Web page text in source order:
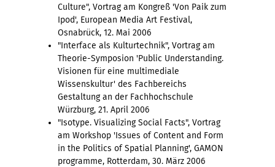
Culture", Vortrag am Kongreß 'Von Paik zum
Ipod', European Media Art Festival,
Osnabrück, 12. Mai 2006
"Interface als Kulturtechnik", Vortrag am
Theorie-Symposion 'Public Understanding.
Visionen für eine multimediale
Wissenskultur' des Fachbereichs
Gestaltung an der Fachhochschule
Würzburg, 21. April 2006
"Isotype. Visualizing Social Facts", Vortrag
am Workshop 'Issues of Content and Form
in the Politics of Spatial Planning', GAMON
programme, Rotterdam, 30. März 2006